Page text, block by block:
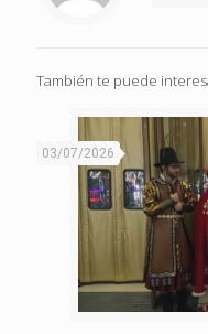
También te puede
03/07/2026